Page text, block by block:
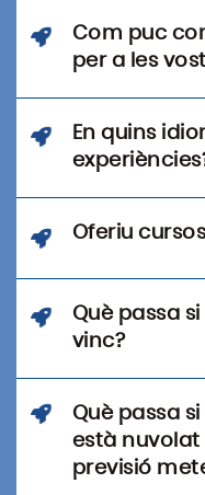
Com puc
per a les
En quins
Oferiu
Què passa
vinc?
Què passa
està nuvolat
previsió